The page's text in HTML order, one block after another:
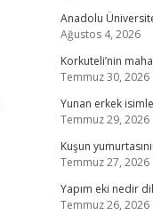
Anadolu
Ağustos 4, 2026
Korkuteli’nin
Temmuz 30, 2026
Yunan erkek
Temmuz 29, 2026
Kuşun
Temmuz 27, 2026
Yapım eki nedir
Temmuz 26, 2026